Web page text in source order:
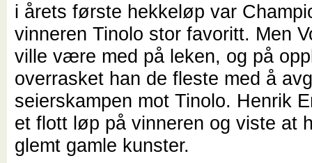
i årets første hekkeløp var
vinneren Tinolo stor favoritt. Men
ville være med på leken, og på
overrasket han de fleste med å
seierskampen mot Tinolo. Henrik
et flott løp på vinneren og viste at
glemt gamle kunster.